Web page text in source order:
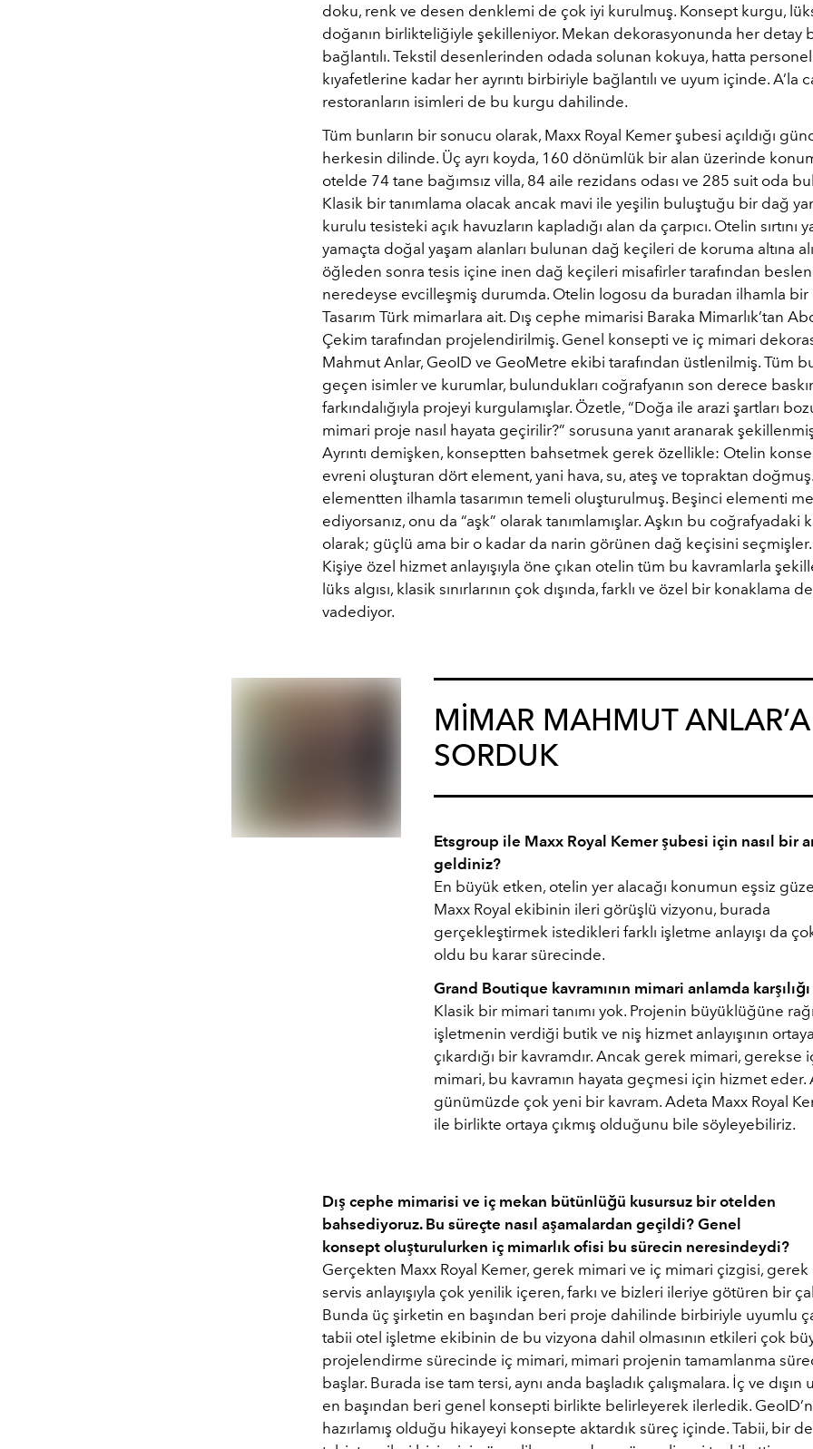
doku, renk ve desen denklemi de çok iyi kurulmuş. Konsept kurgu,
doğanın birlikteliğiyle şekilleniyor. Mekan dekorasyonunda her detay
bağlantılı. Tekstil desenlerinden odada solunan kokuya, hatta personel
kıyafetlerine kadar her ayrıntı birbiriyle bağlantılı ve uyum içinde. A’la
restoranların isimleri de bu kurgu dahilinde.
Tüm bunların bir sonucu olarak, Maxx Royal Kemer şubesi açıldığı
herkesin dilinde. Üç ayrı koyda, 160 dönümlük bir alan üzerinde
otelde 74 tane bağımsız villa, 84 aile rezidans odası ve 285 suit oda
Klasik bir tanımlama olacak ancak mavi ile yeşilin buluştuğu bir dağ
kurulu tesisteki açık havuzların kapladığı alan da çarpıcı. Otelin sırtını
yamaçta doğal yaşam alanları bulunan dağ keçileri de koruma altına
öğleden sonra tesis içine inen dağ keçileri misafirler tarafından
neredeyse evcilleşmiş durumda. Otelin logosu da buradan ilhamla bir
Tasarım Türk mimarlara ait. Dış cephe mimarisi Baraka Mimarlık’tan
Çekim tarafından projelendirilmiş. Genel konsepti ve iç mimari
Mahmut Anlar, GeoID ve GeoMetre ekibi tarafından üstlenilmiş. Tüm
geçen isimler ve kurumlar, bulundukları coğrafyanın son derece
farkındalığıyla projeyi kurgulamışlar. Özetle, “Doğa ile arazi şartları
mimari proje nasıl hayata geçirilir?” sorusuna yanıt aranarak şekillenmiş
Ayrıntı demişken, konseptten bahsetmek gerek özellikle: Otelin
evreni oluşturan dört element, yani hava, su, ateş ve topraktan
elementten ilhamla tasarımın temeli oluşturulmuş. Beşinci elementi
ediyorsanız, onu da “aşk” olarak tanımlamışlar. Aşkın bu coğrafyadaki
olarak; güçlü ama bir o kadar da narin görünen dağ keçisini seçmişler.
Kişiye özel hizmet anlayışıyla öne çıkan otelin tüm bu kavramlarla
lüks algısı, klasik sınırlarının çok dışında, farklı ve özel bir konaklama
vadediyor.
MİMAR MAHMUT ANLAR’A
SORDUK
Etsgroup ile Maxx Royal Kemer şubesi için nasıl bir
geldiniz?
En büyük etken, otelin yer alacağı konumun eşsiz
Maxx Royal ekibinin ileri görüşlü vizyonu, burada
gerçekleştirmek istedikleri farklı işletme anlayışı da
oldu bu karar sürecinde.
Grand Boutique kavramının mimari anlamda
Klasik bir mimari tanımı yok. Projenin büyüklüğüne
işletmenin verdiği butik ve niş hizmet anlayışının ortaya
çıkardığı bir kavramdır. Ancak gerek mimari, gerekse
mimari, bu kavramın hayata geçmesi için hizmet eder.
günümüzde çok yeni bir kavram. Adeta Maxx Royal
ile birlikte ortaya çıkmış olduğunu bile söyleyebiliriz.
Dış cephe mimarisi ve iç mekan bütünlüğü kusursuz bir otelden
bahsediyoruz. Bu süreçte nasıl aşamalardan geçildi? Genel
konsept oluşturulurken iç mimarlık ofisi bu sürecin neresindeydi?
Gerçekten Maxx Royal Kemer, gerek mimari ve iç mimari çizgisi, gerek
servis anlayışıyla çok yenilik içeren, farkı ve bizleri ileriye götüren bir
Bunda üç şirketin en başından beri proje dahilinde birbiriyle uyumlu
tabii otel işletme ekibinin de bu vizyona dahil olmasının etkileri çok
projelendirme sürecinde iç mimari, mimari projenin tamamlanma
başlar. Burada ise tam tersi, aynı anda başladık çalışmalara. İç ve dışın
en başından beri genel konsepti birlikte belirleyerek ilerledik.
hazırlamış olduğu hikayeyi konsepte aktardık süreç içinde. Tabii, bir